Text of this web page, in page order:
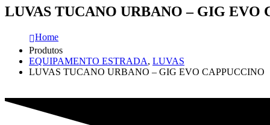
LUVAS TUCANO URBANO – GIG EVO
Home
Produtos
EQUIPAMENTO ESTRADA, LUVAS
LUVAS TUCANO URBANO – GIG EVO CAPPUCCINO